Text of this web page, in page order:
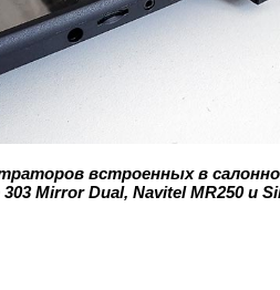
встроенных в
Mirror Dual, Navitel MR250 и